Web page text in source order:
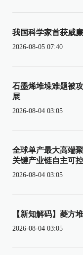
我国科学家首获威
2026-08-05 07:40
石墨烯堆垛难题被
展
2026-08-04 03:05
全球单产最大高端
关键产业链自主可
2026-08-04 03:05
【新知解码】菱方
2026-08-04 03:05